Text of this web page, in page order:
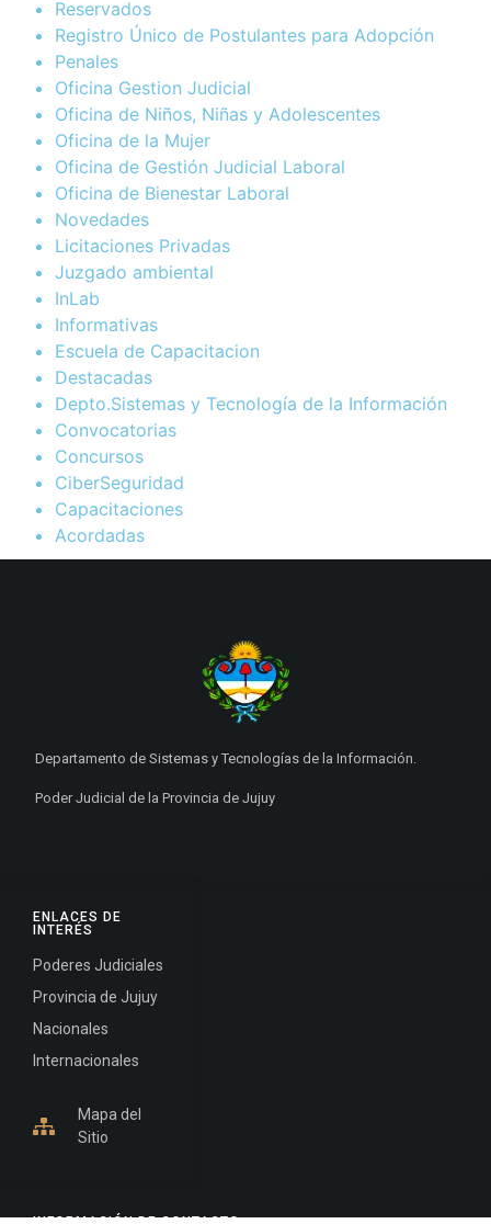
Reservados
Registro Único de Postulantes para Adopción
Penales
Oficina Gestion Judicial
Oficina de Niños, Niñas y Adolescentes
Oficina de la Mujer
Oficina de Gestión Judicial Laboral
Oficina de Bienestar Laboral
Novedades
Licitaciones Privadas
Juzgado ambiental
InLab
Informativas
Escuela de Capacitacion
Destacadas
Depto.Sistemas y Tecnología de la Información
Convocatorias
Concursos
CiberSeguridad
Capacitaciones
Acordadas
ENLACES DE
INTERÉS
Poderes Judiciales
Provincia de Jujuy
Nacionales
Internacionales
Mapa del
Sitio
Departamento de Sistemas y Tecnologías de la Información.
Poder Judicial de la Provincia de Jujuy